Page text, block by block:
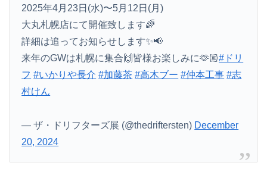
2025年4月23日(水)〜5月12日(月)
大丸札幌店にて開催致します🌈
詳細は追ってお知らせします✨📢
来年のGWは札幌に集合🙌皆様お楽しみに🫶🏼#ドリ
フ #いかりや長介 #加藤茶 #高木ブー #仲本工事 #志
村けん
— ザ・ドリフターズ展 (@thedriftersten) December
20, 2024